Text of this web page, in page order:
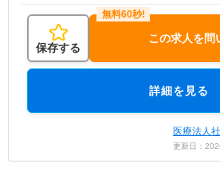
保存する
この求人を問
詳細を見る
医療法人
更新日：